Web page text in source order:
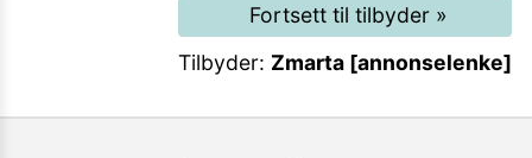
Fortsett til tilbyder»
Tilbyder: Zmarta [annonselenke]